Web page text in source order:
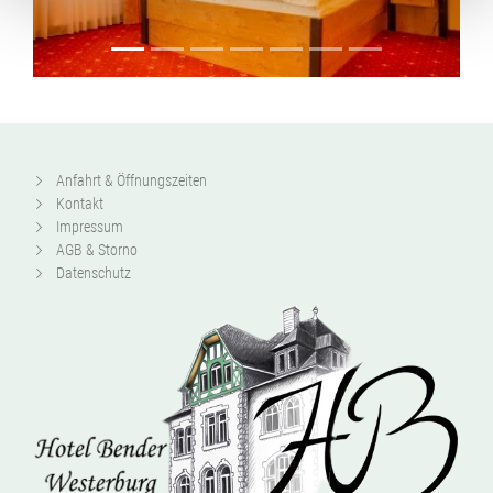
Anfahrt & Öffnungszeiten
Kontakt
Impressum
AGB & Storno
Datenschutz